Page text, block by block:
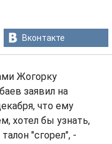
Вконтакте
Жогорку
заявил на
что ему
хотел бы узнать,
"сгорел", -